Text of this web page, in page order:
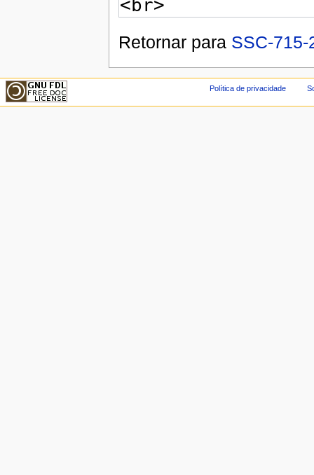
Retornar para SSC-715-
Política de privacidade